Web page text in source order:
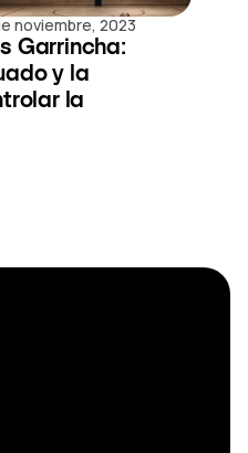
noviembre, 2023
Garrincha:
y la
la